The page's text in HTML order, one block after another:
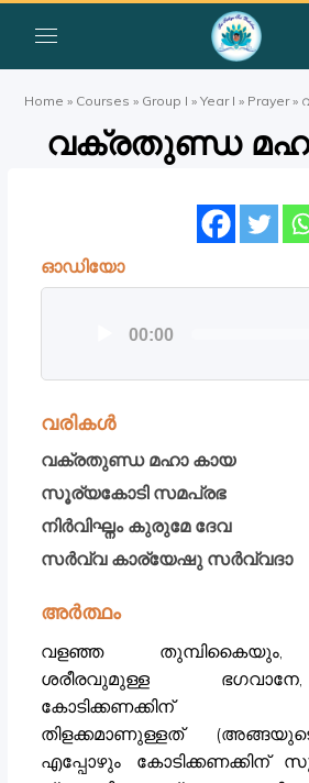
Home » Courses » Group I »Year I » Prayer»
വക്രതുണ്ഡ
ഓഡിയോ
ഓഡിയോ
00:00
വരികൾ
വക്രതുണ്ഡ മഹാ കായ
സൂര്യകോടി സമപ്രഭ
നിർവിഘ്നം കുരുമേ ദേവ
സർവ്വ കാര്യേഷു സർവ്വദാ
അർത്ഥം
വളഞ്ഞ തുമ്പികൈയും,
ശരീരവുമുള്ള
കോടിക്കണക്കിന്
തിളക്കമാണുള്ളത്
എപ്പോഴും കോടിക്കണക്കിന്